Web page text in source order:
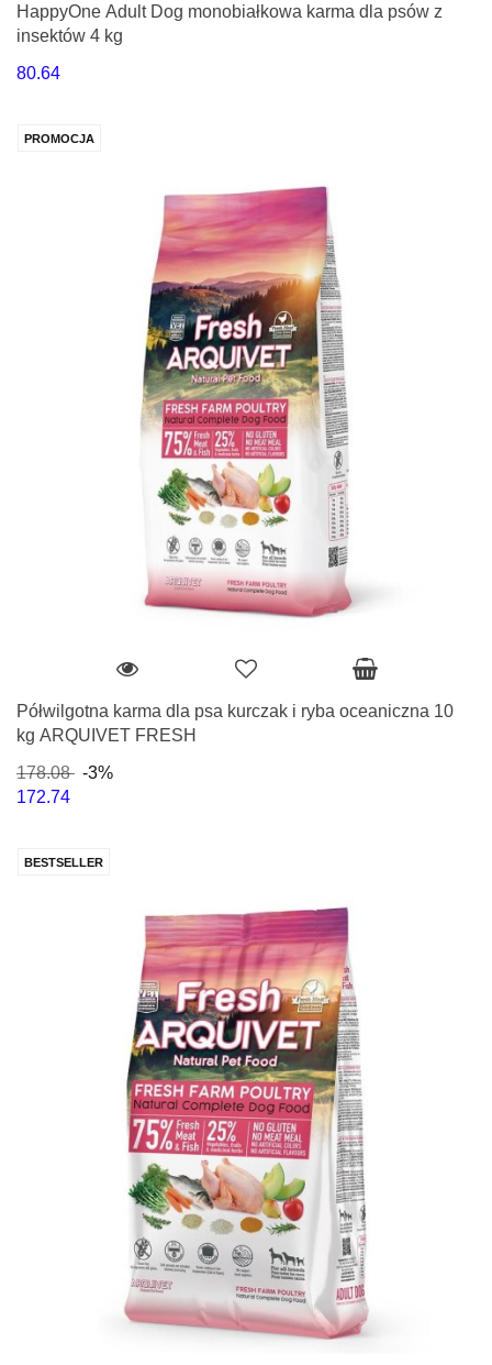
HappyOne Adult Dog monobiałkowa karma dla psów z
insektów 4 kg
80.64
PROMOCJA
Półwilgotna karma dla psa kurczak i ryba oceaniczna 10
kg ARQUIVET FRESH
178.08
-3%
172.74
BESTSELLER